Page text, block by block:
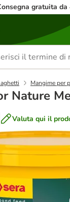
gratuita da
Mangime per
Nature
Valuta qui il